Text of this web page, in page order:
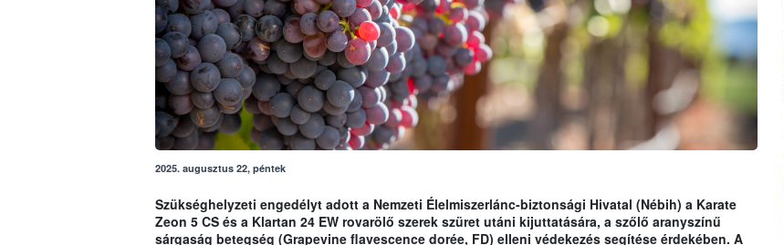
2025. augusztus 22, péntek
Szükséghelyzeti engedélyt adott a Nemzeti Élelmiszerlánc-biztonsági Hivatal (Nébih) a Karate
Zeon 5 CS és a Klartan 24 EW rovarölő szerek szüret utáni kijuttatására, a szőlő aranyszínű
sárgaság betegség (Grapevine flavescence dorée, FD) elleni védekezés segítése érdekében. A